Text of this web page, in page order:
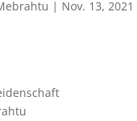
| Nov. 13, 2021